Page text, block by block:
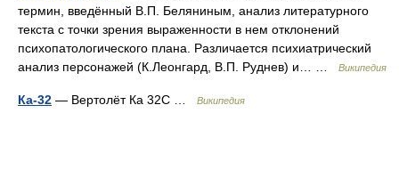
термин, введённый В.П. Беляниным, анализ литературного
текста с точки зрения выраженности в нем отклонений
психопатологического плана. Различается психиатрический
анализ персонажей (К.Леонгард, В.П. Руднев) и… …
Википедия
Ка-32 — Вертолёт Ка 32С … Википедия